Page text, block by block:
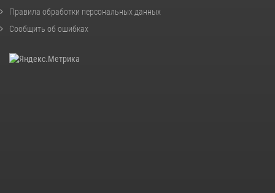
Правила обработки персональных данных
Сообщить об ошибках